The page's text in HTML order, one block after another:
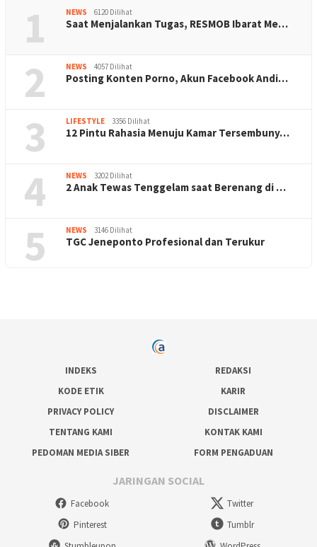
1 NEWS 6120 Dilihat
Saat Menjalankan Tugas, RESMOB Ibarat Me…
2 NEWS 4057 Dilihat
Posting Konten Porno, Akun Facebook Andi…
3 LIFESTYLE 3356 Dilihat
12 Pintu Rahasia Menuju Kamar Tersembuny…
4 NEWS 3202 Dilihat
2 Anak Tewas Tenggelam saat Berenang di …
5 NEWS 3146 Dilihat
TGC Jeneponto Profesional dan Terukur
INDEKS
REDAKSI
KODE ETIK
KARIR
PRIVACY POLICY
DISCLAIMER
TENTANG KAMI
KONTAK KAMI
PEDOMAN MEDIA SIBER
FORM PENGADUAN
JARINGAN SOCIAL
Facebook
Twitter
Pinterest
Tumblr